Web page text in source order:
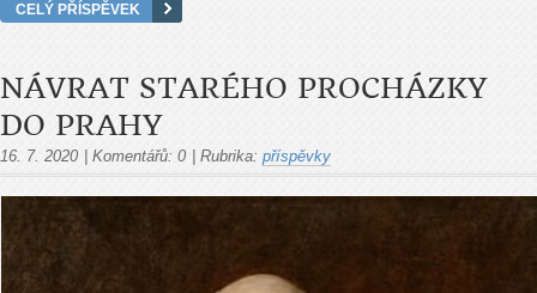
CELÝ PŘÍSPĚVEK
NÁVRAT STARÉHO PROCHÁZKY
DO PRAHY
16. 7. 2020 Komentářů: 0 Rubrika: příspěvky